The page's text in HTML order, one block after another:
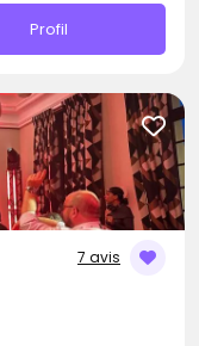
Profil
7 avis